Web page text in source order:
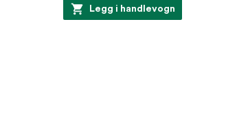
Legg i handlevogn